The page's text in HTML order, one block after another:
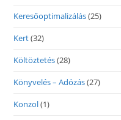
Keresőoptimalizálás(25)
Kert(32)
Költöztetés(28)
Könyvelés – Adózás(27)
Konzol(1)